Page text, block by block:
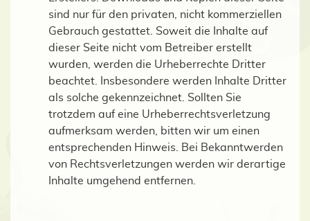
sind nur für den privaten, nicht kommerziellen
Gebrauch gestattet. Soweit die Inhalte auf
dieser Seite nicht vom Betreiber erstellt
wurden, werden die Urheberrechte Dritter
beachtet. Insbesondere werden Inhalte Dritter
als solche gekennzeichnet. Sollten Sie
trotzdem auf eine Urheberrechtsverletzung
aufmerksam werden, bitten wir um einen
entsprechenden Hinweis. Bei Bekanntwerden
von Rechtsverletzungen werden wir derartige
Inhalte umgehend entfernen.